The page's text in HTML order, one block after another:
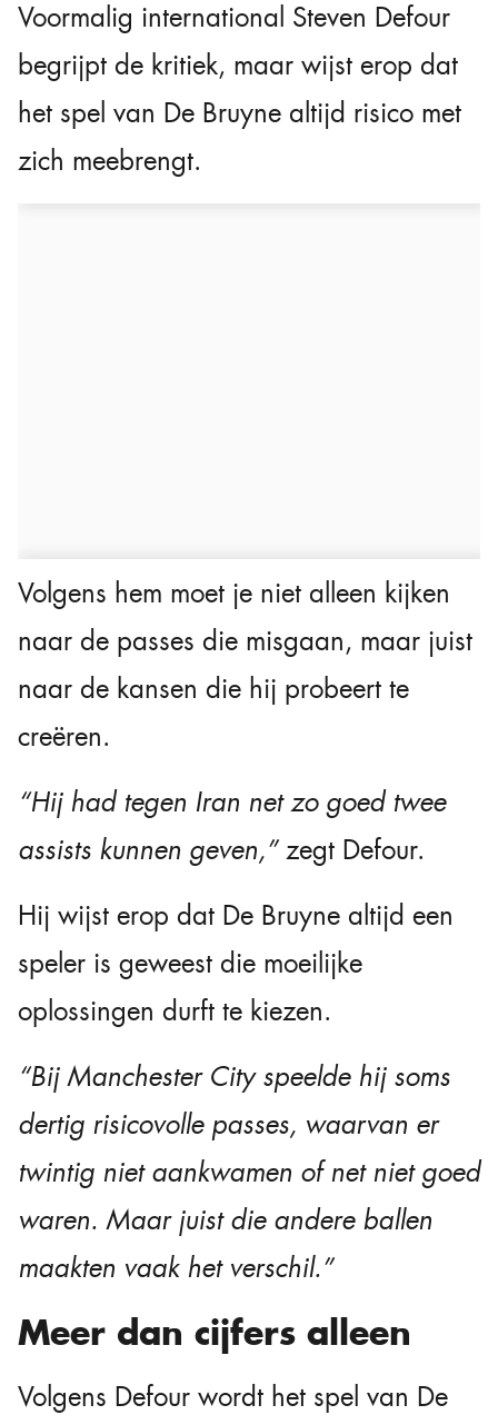
Voormalig international Steven Defour
begrijpt de kritiek, maar wijst erop dat
het spel van De Bruyne altijd risico met
zich meebrengt.
Volgens hem moet je niet alleen kijken
naar de passes die misgaan, maar juist
naar de kansen die hij probeert te
creëren.
“Hij had tegen Iran net zo goed twee
assists kunnen geven,”zegt Defour.
Hij wijst erop dat De Bruyne altijd een
speler is geweest die moeilijke
oplossingen durft te kiezen.
“Bij Manchester City speelde hij soms
dertig risicovolle passes, waarvan er
twintig niet aankwamen of net niet goed
waren. Maar juist die andere ballen
maakten vaak het verschil.”
Meer dan cijfers alleen
Volgens Defour wordt het spel van De